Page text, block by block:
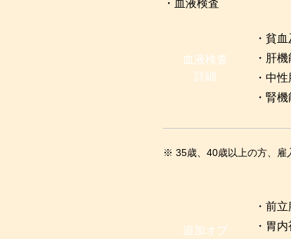
・血液検査
血液検査
詳細
・貧
・肝
・中
・腎
※ 35歳、40歳以上の方、雇
追加オプ
・前
・胃